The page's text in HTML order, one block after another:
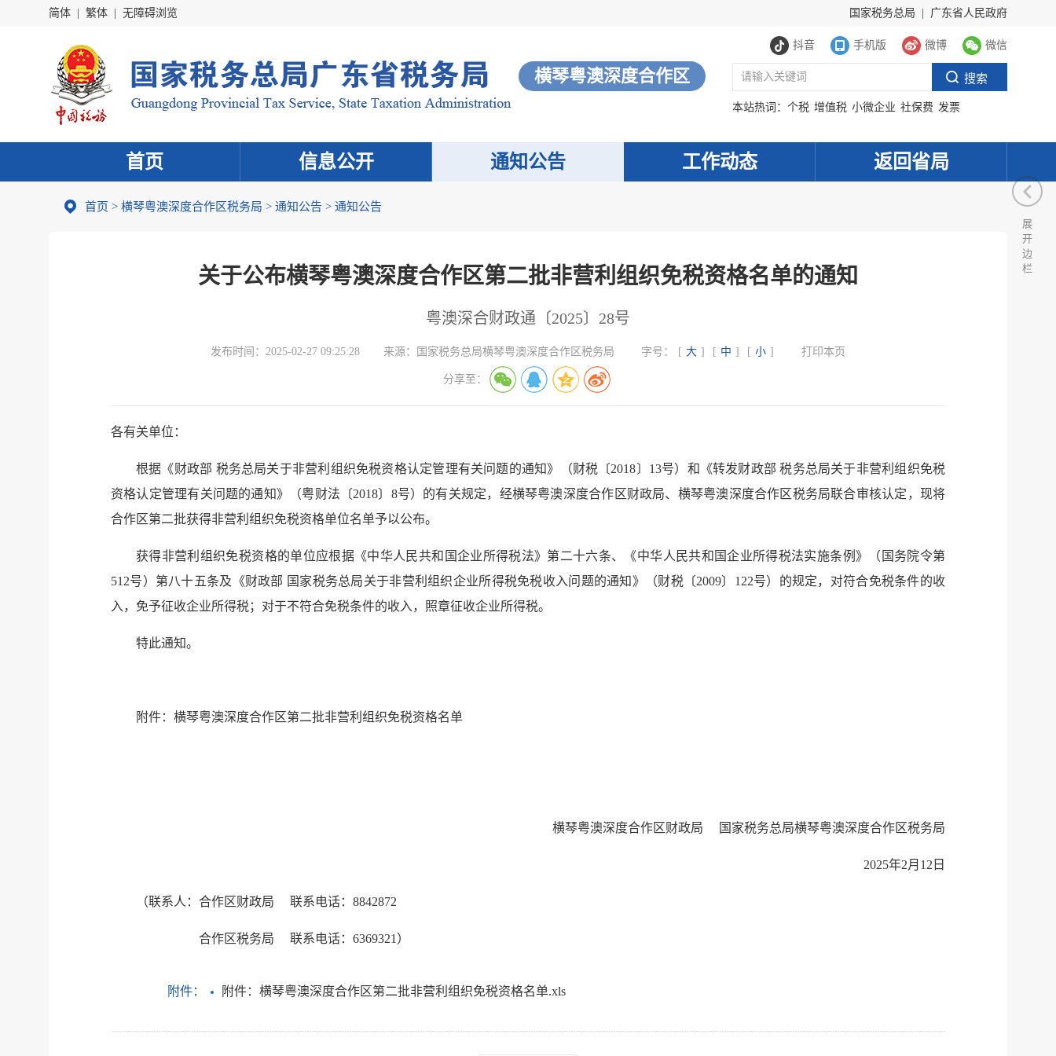
简体 繁体 无障碍浏览 国家税务总局 广东省人民政府
抖音 手机版 微博 微信
横琴粤澳深度合作区
本站热词： 个税 增值税 小微企业 社保费 发票
首页 信息公开 通知公告 工作动态 返回省局
首页 > 横琴粤澳深度合作区税务局 > 通知公告 > 通知公告
关于公布横琴粤澳深度合作区第二批非营利组织免税资格名单的通知
粤澳深合财政通〔2025〕28号
发布时间： 2025-02-27 09:25:28 来源： 国家税务总局横琴粤澳深度合作区税务局 字号： [ 大 ] [ 中 ] [ 小 ] 打印本页
分享至：
各有关单位：
根据《财政部 税务总局关于非营利组织免税资格认定管理有关问题的通知》（财税〔2018〕13号）和《转发财政部 税务总局关于非营利组织免税
资格认定管理有关问题的通知》（粤财法〔2018〕8号）的有关规定，经横琴粤澳深度合作区财政局、横琴粤澳深度合作区税务局联合审核认定，现将
合作区第二批获得非营利组织免税资格单位名单予以公布。
获得非营利组织免税资格的单位应根据《中华人民共和国企业所得税法》第二十六条、《中华人民共和国企业所得税法实施条例》（国务院令第
512号）第八十五条及《财政部 国家税务总局关于非营利组织企业所得税免税收入问题的通知》（财税〔2009〕122号）的规定，对符合免税条件的收
入，免予征收企业所得税；对于不符合免税条件的收入，照章征收企业所得税。
特此通知。
附件：横琴粤澳深度合作区第二批非营利组织免税资格名单
横琴粤澳深度合作区财政局 国家税务总局横琴粤澳深度合作区税务局
2025年2月12日
（联系人：合作区财政局 联系电话：8842872
合作区税务局 联系电话：6369321）
附件： 附件：横琴粤澳深度合作区第二批非营利组织免税资格名单.xls
展
开
边
栏